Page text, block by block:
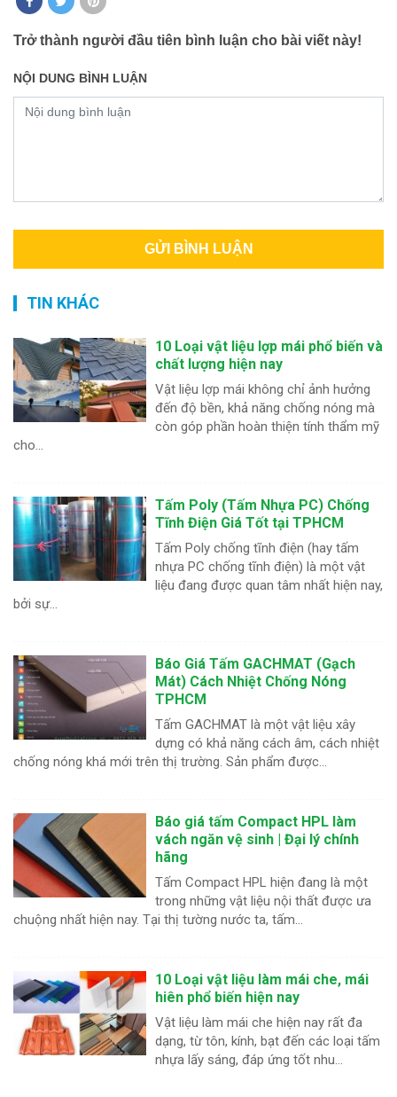
Trở thành người đầu tiên bình luận cho bài viết này!
NỘI DUNG BÌNH LUẬN
TIN KHÁC
10 Loại vật liệu lợp mái phổ biến và
chất lượng hiện nay
Vật liệu lợp mái không chỉ ảnh hưởng
đến độ bền, khả năng chống nóng mà
còn góp phần hoàn thiện tính thẩm mỹ
cho...
Tấm Poly (Tấm Nhựa PC) Chống
Tĩnh Điện Giá Tốt tại TPHCM
Tấm Poly chống tĩnh điện (hay tấm
nhựa PC chống tĩnh điện) là một vật
liệu đang được quan tâm nhất hiện nay,
bởi sự...
Báo Giá Tấm GACHMAT (Gạch
Mát) Cách Nhiệt Chống Nóng
TPHCM
Tấm GACHMAT là một vật liệu xây
dựng có khả năng cách âm, cách nhiệt
chống nóng khá mới trên thị trường. Sản phẩm được...
Báo giá tấm Compact HPL làm
vách ngăn vệ sinh | Đại lý chính
hãng
Tấm Compact HPL hiện đang là một
trong những vật liệu nội thất được ưa
chuộng nhất hiện nay. Tại thị tường nước ta, tấm...
10 Loại vật liệu làm mái che, mái
hiên phổ biến hiện nay
Vật liệu làm mái che hiện nay rất đa
dạng, từ tôn, kính, bạt đến các loại tấm
nhựa lấy sáng, đáp ứng tốt nhu...